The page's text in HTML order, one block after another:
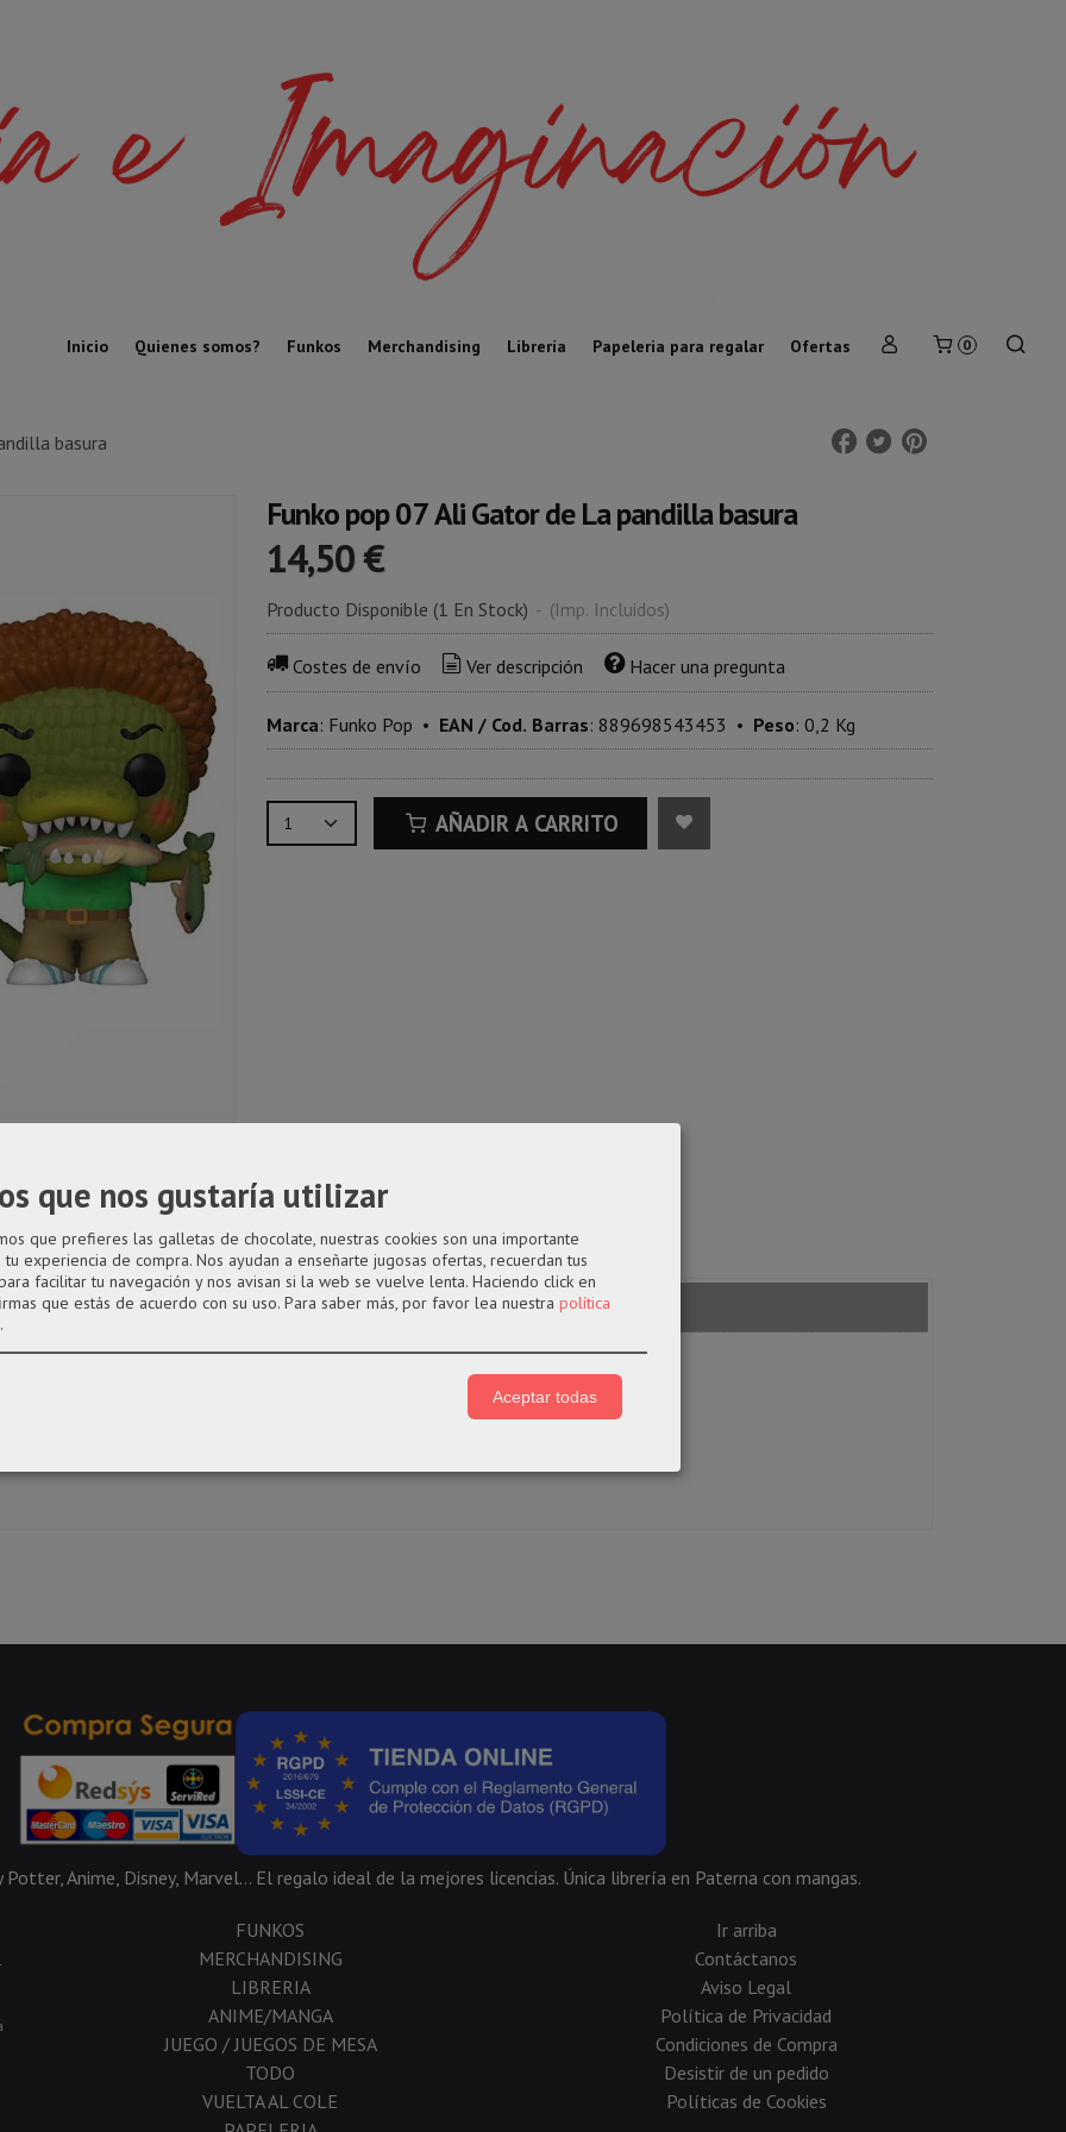
Inicio Quienes somos? Funkos Merchandising Librería Papeleria para regalar Ofertas 0
basura
Funko pop 07 Ali Gator de La pandilla basura
14,50 €
Producto Disponible (1 En Stock) - (Imp. Incluidos)
Costes de envío Ver descripción Hacer una pregunta
Marca: Funko Pop • EAN / Cod. Barras: 889698543453 • Peso: 0,2 Kg
AÑADIR A CARRITO
basura | Comentarios
pop con el funko 07 Ali Gator
10cm aproximadamente.
Anime, Disney, Marvel... El regalo ideal de la mejores licencias. Única librería en Paterna con mangas.
FUNKOS
MERCHANDISING
LIBRERIA
ANIME/MANGA
JUEGO / JUEGOS DE MESA
TODO
VUELTA AL COLE
Ir arriba
Contáctanos
Aviso Legal
Política de Privacidad
Condiciones de Compra
Desistir de un pedido
Políticas de Cookies
que nos gustaría utilizar
que prefieres las galletas de chocolate, nuestras cookies son una importante
tu experiencia de compra. Nos ayudan a enseñarte jugosas ofertas, recuerdan tus
facilitar tu navegación y nos avisan si la web se vuelve lenta. Haciendo click en
que estás de acuerdo con su uso. Para saber más, por favor lea nuestra política
.
Aceptar todas